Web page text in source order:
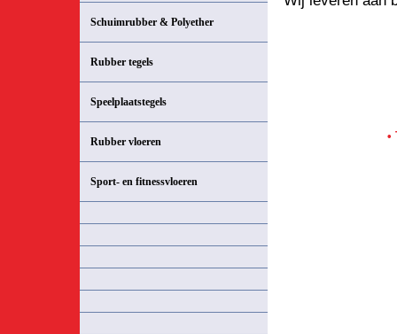
Schuimrubber & Polyether
Rubber tegels
Speelplaatstegels
Rubber vloeren
Sport- en fitnessvloeren
•